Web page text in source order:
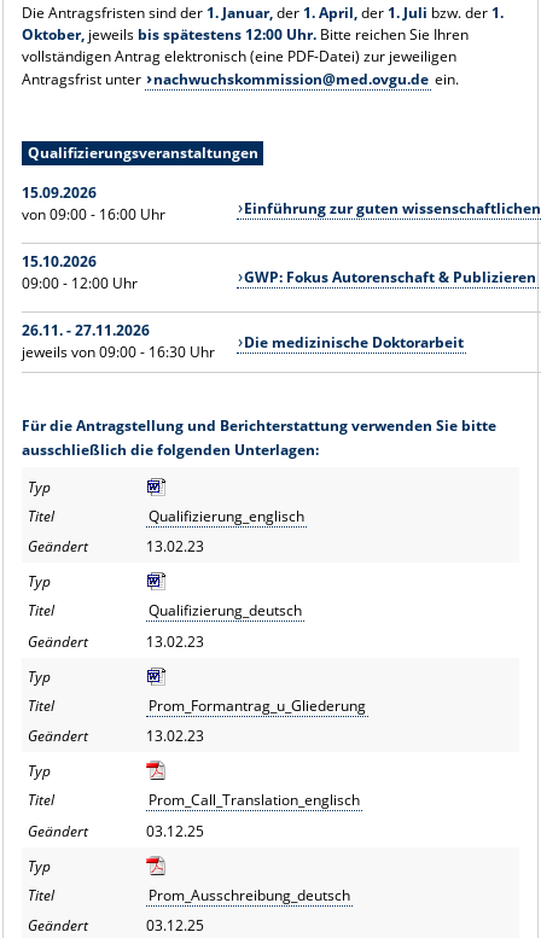
Die Antragsfristen sind der1. Januar,der1. April,der1. Juli bzw. der1.
Oktober,jeweilsbis spätestens 12:00 Uhr. Bitte reichen Sie Ihren
vollständigen Antrag elektronisch (eine PDF-Datei) zur jeweiligen
Antragsfrist unter
nachwuchskommission@med.ovgu.de ein.
Qualifizierungsveranstaltungen
15.09.2026
von 09:00 - 16:00 Uhr
Einführung zur guten
15.10.2026
09:00 - 12:00 Uhr
GWP: Fokus Autorenschaft & Publizieren
26.11. - 27.11.2026
jeweils von 09:00 - 16:30 Uhr
Die medizinische Doktorarbeit
Für die Antragstellung und Berichterstattung verwenden Sie bitte
ausschließlich die folgenden Unterlagen:
Qualifizierung_englisch
13.02.23
Qualifizierung_deutsch
13.02.23
Prom_Formantrag_u_Gliederung
13.02.23
Prom_Call_Translation_englisch
03.12.25
Prom_Ausschreibung_deutsch
03.12.25